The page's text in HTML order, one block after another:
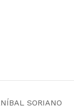
SORIANO